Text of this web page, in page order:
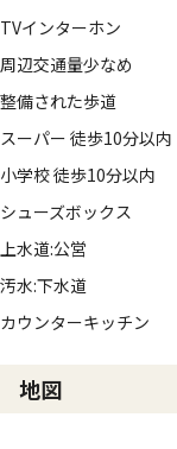
TVインターホン
周辺交通量少なめ
整備された歩道
スーパー 徒歩10分以内
小学校 徒歩10分以内
シューズボックス
上水道:公営
汚水:下水道
カウンターキッチン
地図